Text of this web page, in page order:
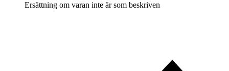
Ersättning om varan inte är som beskriven